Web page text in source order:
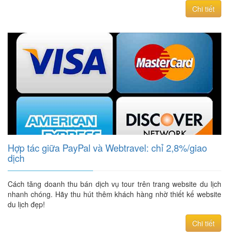
Chi tiết
Hợp tác giữa PayPal và Webtravel: chỉ 2,8%/giao
dịch
Cách tăng doanh thu bán dịch vụ tour trên trang website du lịch
nhanh chóng. Hãy thu hút thêm khách hàng nhờ thiết kế website
du lịch đẹp!
Chi tiết